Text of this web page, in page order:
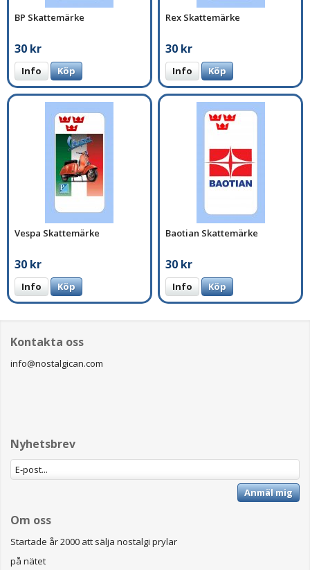
BP Skattemärke
30 kr
Info Köp
Rex Skattemärke
30 kr
Info Köp
Vespa Skattemärke
30 kr
Info Köp
Baotian Skattemärke
30 kr
Info Köp
Kontakta oss
info@nostalgican.com
Nyhetsbrev
Anmäl mig
Om oss
Startade år 2000 att sälja nostalgi prylar
på nätet